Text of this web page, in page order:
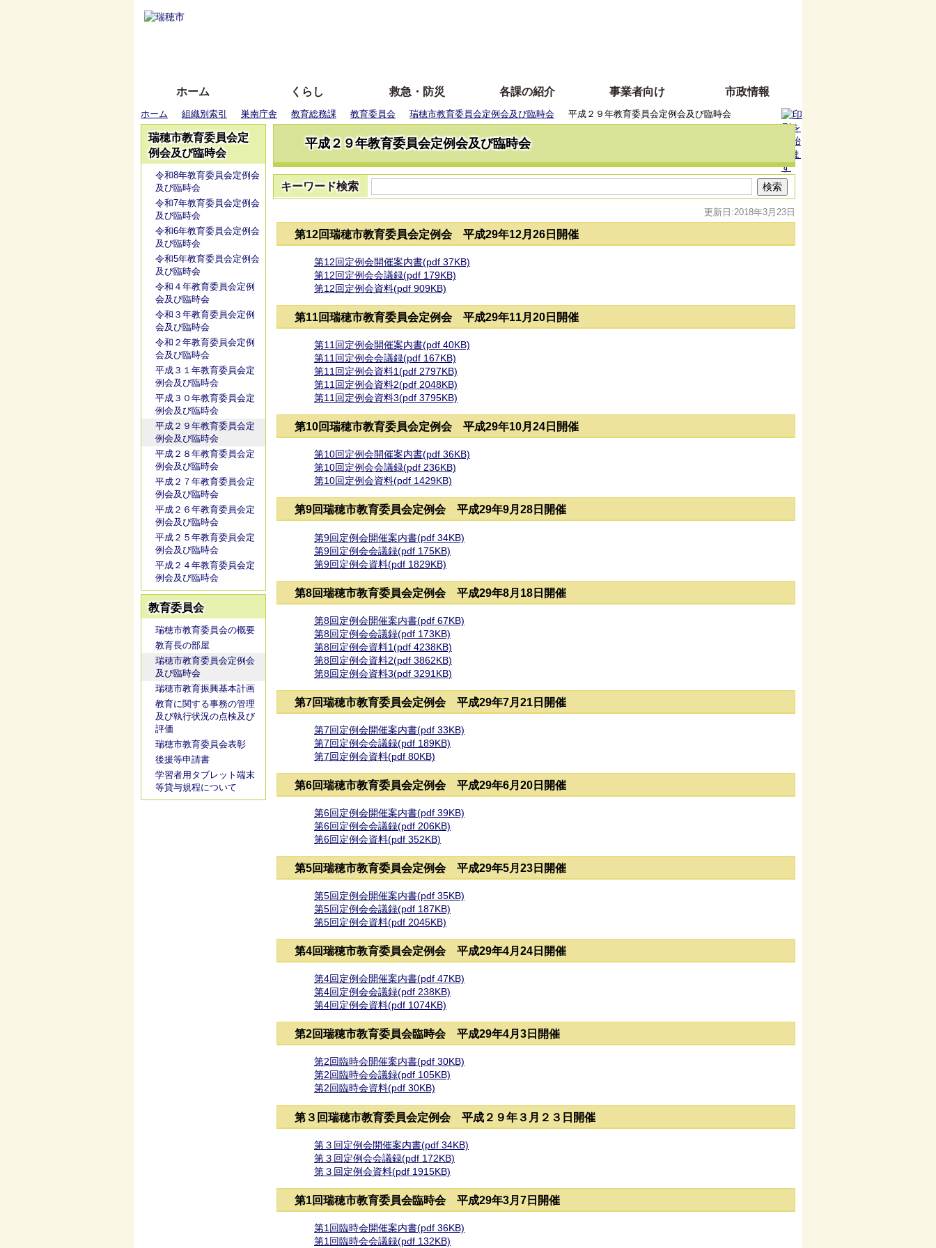
ホーム くらし 救急・防災 各課の紹介 事業者向け 市政情報
ホーム 組織別索引 巣南庁舎 教育総務課 教育委員会 瑞穂市教育委員会定例会及び臨時会 平成２９年教育委員会定例会及び臨時会
瑞穂市教育委員会定
例会及び臨時会
令和8年教育委員会定例会
及び臨時会
令和7年教育委員会定例会
及び臨時会
令和6年教育委員会定例会
及び臨時会
令和5年教育委員会定例会
及び臨時会
令和４年教育委員会定例
会及び臨時会
令和３年教育委員会定例
会及び臨時会
令和２年教育委員会定例
会及び臨時会
平成３１年教育委員会定
例会及び臨時会
平成３０年教育委員会定
例会及び臨時会
平成２９年教育委員会定
例会及び臨時会
平成２８年教育委員会定
例会及び臨時会
平成２７年教育委員会定
例会及び臨時会
平成２６年教育委員会定
例会及び臨時会
平成２５年教育委員会定
例会及び臨時会
平成２４年教育委員会定
例会及び臨時会
教育委員会
瑞穂市教育委員会の概要
教育長の部屋
瑞穂市教育委員会定例会
及び臨時会
瑞穂市教育振興基本計画
教育に関する事務の管理
及び執行状況の点検及び
評価
瑞穂市教育委員会表彰
後援等申請書
学習者用タブレット端末
等貸与規程について
平成２９年教育委員会定例会及び臨時会
キーワード検索
更新日:2018年3月23日
第12回瑞穂市教育委員会定例会 平成29年12月26日開催
第12回定例会開催案内書(pdf 37KB)
第12回定例会会議録(pdf 179KB)
第12回定例会資料(pdf 909KB)
第11回瑞穂市教育委員会定例会 平成29年11月20日開催
第11回定例会開催案内書(pdf 40KB)
第11回定例会会議録(pdf 167KB)
第11回定例会資料1(pdf 2797KB)
第11回定例会資料2(pdf 2048KB)
第11回定例会資料3(pdf 3795KB)
第10回瑞穂市教育委員会定例会 平成29年10月24日開催
第10回定例会開催案内書(pdf 36KB)
第10回定例会会議録(pdf 236KB)
第10回定例会資料(pdf 1429KB)
第9回瑞穂市教育委員会定例会 平成29年9月28日開催
第9回定例会開催案内書(pdf 34KB)
第9回定例会会議録(pdf 175KB)
第9回定例会資料(pdf 1829KB)
第8回瑞穂市教育委員会定例会 平成29年8月18日開催
第8回定例会開催案内書(pdf 67KB)
第8回定例会会議録(pdf 173KB)
第8回定例会資料1(pdf 4238KB)
第8回定例会資料2(pdf 3862KB)
第8回定例会資料3(pdf 3291KB)
第7回瑞穂市教育委員会定例会 平成29年7月21日開催
第7回定例会開催案内書(pdf 33KB)
第7回定例会会議録(pdf 189KB)
第7回定例会資料(pdf 80KB)
第6回瑞穂市教育委員会定例会 平成29年6月20日開催
第6回定例会開催案内書(pdf 39KB)
第6回定例会会議録(pdf 206KB)
第6回定例会資料(pdf 352KB)
第5回瑞穂市教育委員会定例会 平成29年5月23日開催
第5回定例会開催案内書(pdf 35KB)
第5回定例会会議録(pdf 187KB)
第5回定例会資料(pdf 2045KB)
第4回瑞穂市教育委員会定例会 平成29年4月24日開催
第4回定例会開催案内書(pdf 47KB)
第4回定例会会議録(pdf 238KB)
第4回定例会資料(pdf 1074KB)
第2回瑞穂市教育委員会臨時会 平成29年4月3日開催
第2回臨時会開催案内書(pdf 30KB)
第2回臨時会会議録(pdf 105KB)
第2回臨時会資料(pdf 30KB)
第３回瑞穂市教育委員会定例会 平成２９年３月２３日開催
第３回定例会開催案内書(pdf 34KB)
第３回定例会会議録(pdf 172KB)
第３回定例会資料(pdf 1915KB)
第1回瑞穂市教育委員会臨時会 平成29年3月7日開催
第1回臨時会開催案内書(pdf 36KB)
第1回臨時会会議録(pdf 132KB)